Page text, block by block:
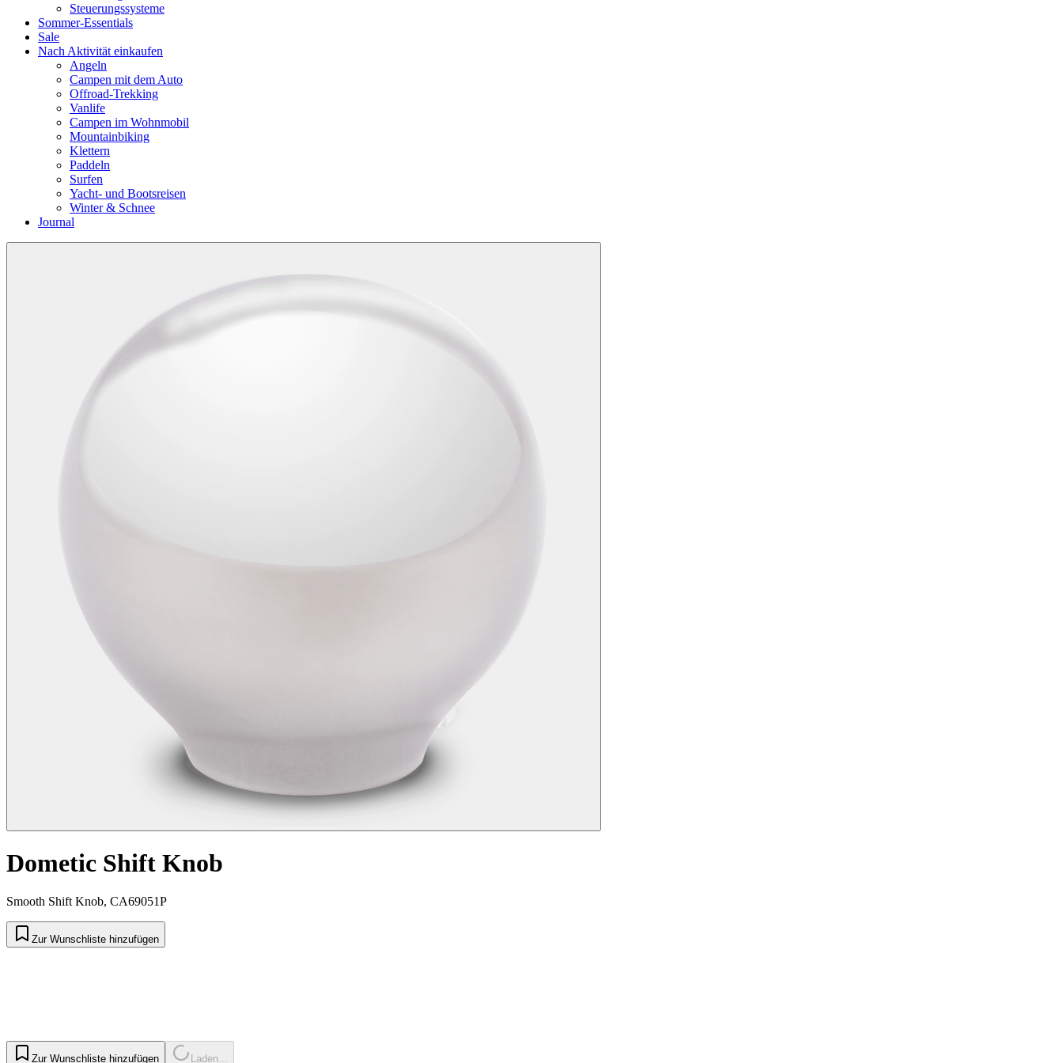
Steuerungssysteme
Sommer-Essentials
Sale
Nach Aktivität einkaufen
Angeln
Campen mit dem Auto
Offroad-Trekking
Vanlife
Campen im Wohnmobil
Mountainbiking
Klettern
Paddeln
Surfen
Yacht- und Bootsreisen
Winter & Schnee
Journal
Dometic Shift Knob
Smooth Shift Knob, CA69051P
Zur Wunschliste hinzufügen
Zur Wunschliste hinzufügen Laden...